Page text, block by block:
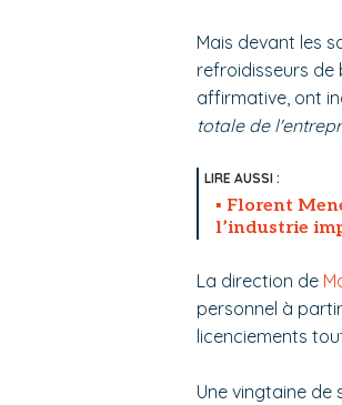
Mais devant les
refroidisseurs de
affirmative, ont
totale de
Florent
l’industrie
La direction de
personnel à
licenciements
Une vingtaine de